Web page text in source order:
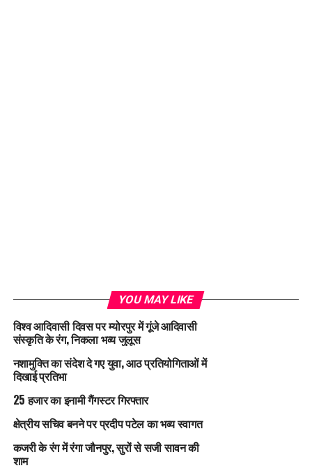
YOU MAY LIKE
विश्व आदिवासी दिवस पर म्योरपुर में गूंजे आदिवासी
संस्कृति के रंग, निकला भव्य जुलूस
नशामुक्ति का संदेश दे गए युवा, आठ प्रतियोगिताओं में
दिखाई प्रतिभा
25 हजार का इनामी गैंगस्टर गिरफ्तार
क्षेत्रीय सचिव बनने पर प्रदीप पटेल का भव्य स्वागत
कजरी के रंग में रंगा जौनपुर, सुरों से सजी सावन की
शाम